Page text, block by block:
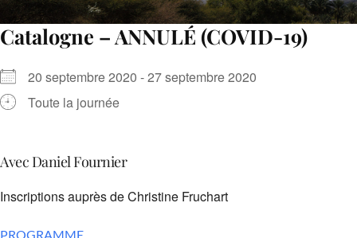
Catalogne – ANNULÉ (COVID-19)
20 septembre 2020 - 27 septembre 2020
Toute la journée
Avec Daniel Fournier
Inscriptions auprès de Christine Fruchart
PROGRAMME